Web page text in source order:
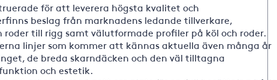
för att leverera högsta kvalitet och
beslag från marknadens ledande tillverkare,
till rigg samt välutformade profiler på köl och roder.
linjer som kommer att kännas aktuella även många år
de breda skarndäcken och den väl tilltagna
och estetik.